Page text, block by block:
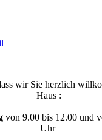
wir Sie herzlich
Haus :
von 9.00 bis 12.00 und
Uhr